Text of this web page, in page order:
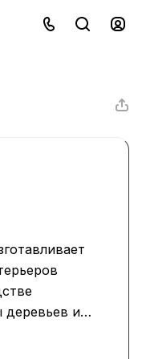
деревьев и
на каждом